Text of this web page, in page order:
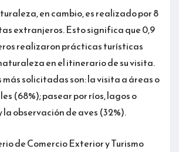
en cambio, es realizado por 8
extranjeros. Esto significa que 0,9
realizaron prácticas turísticas
en el itinerario de su visita.
solicitadas son: la visita a áreas o
(68%); pasear por ríos, lagos o
la observación de aves (32%).
de Comercio Exterior y Turismo